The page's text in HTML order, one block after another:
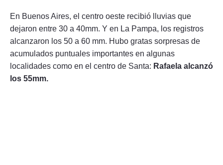
En Buenos Aires, el centro oeste recibió lluvias que
dejaron entre 30 a 40mm. Y en La Pampa, los registros
alcanzaron los 50 a 60 mm. Hubo gratas sorpresas de
acumulados puntuales importantes en algunas
localidades como en el centro de Santa: Rafaela alcanzó
los 55mm.